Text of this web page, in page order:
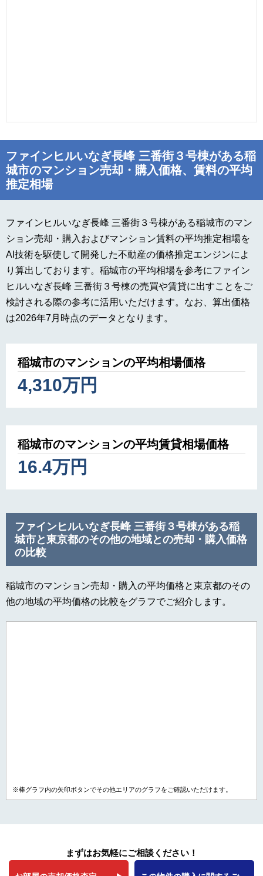
ファインヒルいなぎ長峰 三番街３号棟がある稲
城市のマンション売却・購入価格、賃料の平均
推定相場
ファインヒルいなぎ長峰 三番街３号棟がある稲城市のマン
ション売却・購入およびマンション賃料の平均推定相場を
AI技術を駆使して開発した不動産の価格推定エンジンによ
り算出しております。稲城市の平均相場を参考にファイン
ヒルいなぎ長峰 三番街３号棟の売買や賃貸に出すことをご
検討される際の参考に活用いただけます。なお、算出価格
は2026年7月時点のデータとなります。
稲城市のマンションの平均相場価格
4,310万円
稲城市のマンションの平均賃貸相場価格
16.4万円
ファインヒルいなぎ長峰 三番街３号棟がある稲
城市と東京都のその他の地域との売却・購入価格
の比較
稲城市のマンション売却・購入の平均価格と東京都のその
他の地域の平均価格の比較をグラフでご紹介します。
※棒グラフ内の矢印ボタンでその他エリアのグラフをご確認いただけます。
まずはお気軽にご相談ください！